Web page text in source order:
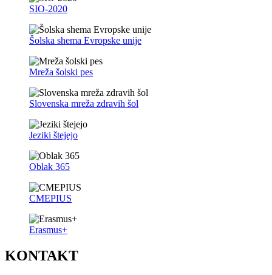
SIO-2020
Šolska shema Evropske unije
Mreža šolski pes
Slovenska mreža zdravih šol
Jeziki štejejo
Oblak 365
CMEPIUS
Erasmus+
KONTAKT